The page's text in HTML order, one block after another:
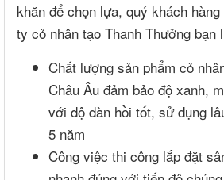
khăn để chọn lựa, quý khách
ty cỏ nhân tạo Thanh Thưởng bạn
Chất lượng sản phẩm cỏ
Châu Âu đảm bảo độ xanh,
với độ đàn hồi tốt, sử dụng
5 năm
Công việc thi công lắp đặt